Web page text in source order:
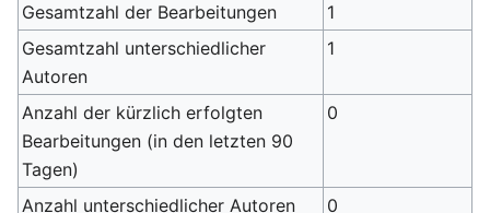
Gesamtzahl der Bearbeitungen
1
Gesamtzahl unterschiedlicher
Autoren
1
Anzahl der kürzlich erfolgten
Bearbeitungen (in den letzten 90
Tagen)
0
Anzahl unterschiedlicher Autoren 0